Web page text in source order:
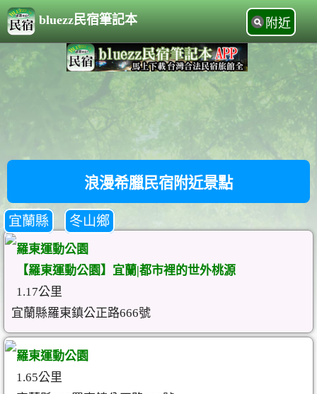
bluezz民宿筆記本 附近
浪漫希臘民宿附近景點
宜蘭縣 冬山鄉
羅東運動公園
【羅東運動公園】宜蘭|都市裡的世外桃源
1.17公里
宜蘭縣羅東鎮公正路666號
羅東運動公園
1.65公里